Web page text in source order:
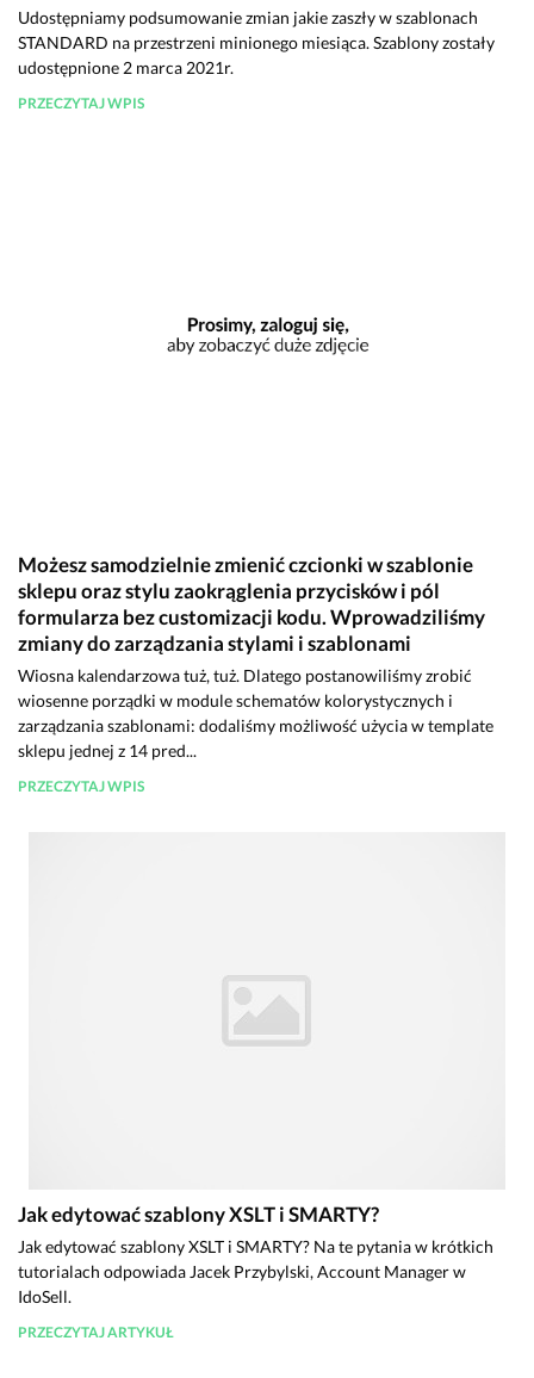
Udostępniamy podsumowanie zmian jakie zaszły w szablonach
STANDARD na przestrzeni minionego miesiąca. Szablony zostały
udostępnione 2 marca 2021r.
PRZECZYTAJ WPIS
Możesz samodzielnie zmienić czcionki w szablonie
sklepu oraz stylu zaokrąglenia przycisków i pól
formularza bez customizacji kodu. Wprowadziliśmy
zmiany do zarządzania stylami i szablonami
Wiosna kalendarzowa tuż, tuż. Dlatego postanowiliśmy zrobić
wiosenne porządki w module schematów kolorystycznych i
zarządzania szablonami: dodaliśmy możliwość użycia w template
sklepu jednej z 14 pred...
PRZECZYTAJ WPIS
Jak edytować szablony XSLT i SMARTY?
Jak edytować szablony XSLT i SMARTY? Na te pytania w krótkich
tutorialach odpowiada Jacek Przybylski, Account Manager w
IdoSell.
PRZECZYTAJ ARTYKUŁ